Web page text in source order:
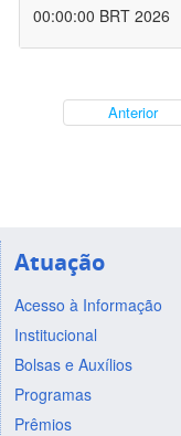
00:00:00 BRT 2026
Anterior
Atuação
Acesso à Informação
Institucional
Bolsas e Auxílios
Programas
Prêmios